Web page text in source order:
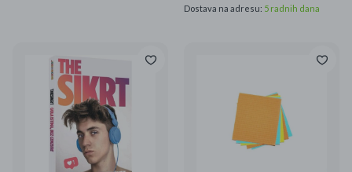
Dostava na adresu: 5 radnih dana